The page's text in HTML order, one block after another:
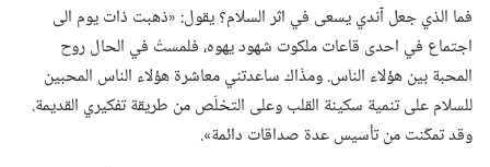
فما الذي جعل آندي يسعى في اثر السلام؟‏ يقول:‏ «ذهبت ذات يوم الى
اجتماع في احدى قاعات ملكوت شهود يهوه،‏ فلمستُ في الحال روح
المحبة بين هؤلاء الناس.‏ ومذّاك ساعدتني معاشرة هؤلاء الناس المحبين
للسلام على تنمية سكينة القلب وعلى التخلّص من طريقة تفكيري القديمة.‏
وقد تمكّنت من تأسيس عدة صداقات دائمة».‏